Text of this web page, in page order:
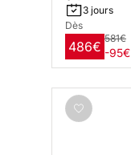
3 jours
Dès
486€
581€
-95€